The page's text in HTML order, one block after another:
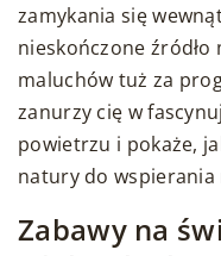
zamykania się
nieskończone
maluchów tuż za
zanurzy cię w
powietrzu i pokaże,
natury do
Zabawy na